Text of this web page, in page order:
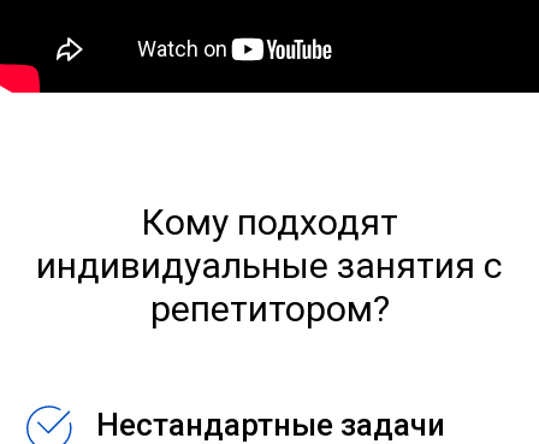
Кому подходят
индивидуальные занятия с
репетитором?
Нестандартные задачи